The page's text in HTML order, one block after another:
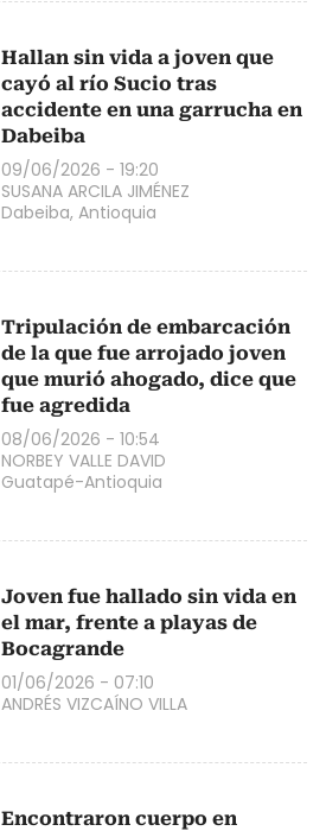
Hallan sin vida a joven que
cayó al río Sucio tras
accidente en una garrucha en
Dabeiba
09/06/2026 - 19:20
SUSANA ARCILA JIMÉNEZ
Dabeiba, Antioquia
Tripulación de embarcación
de la que fue arrojado joven
que murió ahogado, dice que
fue agredida
08/06/2026 - 10:54
NORBEY VALLE DAVID
Guatapé-Antioquia
Joven fue hallado sin vida en
el mar, frente a playas de
Bocagrande
01/06/2026 - 07:10
ANDRÉS VIZCAÍNO VILLA
Encontraron cuerpo en